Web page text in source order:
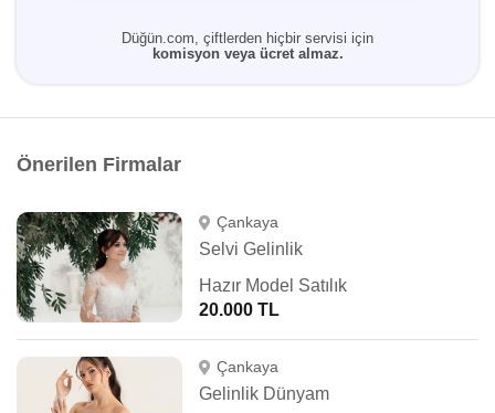
Düğün.com, çiftlerden hiçbir servisi için
komisyon veya ücret almaz.
Önerilen Firmalar
Çankaya
Selvi Gelinlik
Hazır Model Satılık
20.000 TL
Çankaya
Gelinlik Dünyam